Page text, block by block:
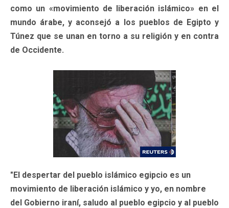
como un «movimiento de liberación islámico» en el
mundo árabe, y aconsejó a los pueblos de Egipto y
Túnez que se unan en torno a su religión y en contra
de Occidente.
"El despertar del pueblo islámico egipcio es un
movimiento de liberación islámico y yo, en nombre
del Gobierno iraní, saludo al pueblo egipcio y al pueblo